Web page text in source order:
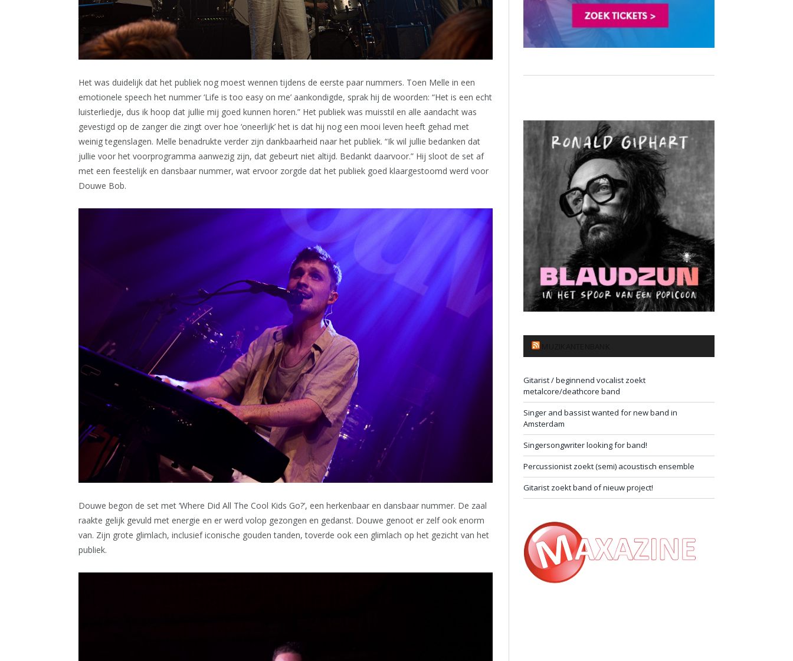
Het was duidelijk dat het publiek nog moest wennen tijdens de eerste paar nummers. Toen Melle in een
emotionele speech het nummer ‘Life is too easy on me’ aankondigde, sprak hij de woorden: “Het is een echt
luisterliedje, dus ik hoop dat jullie mij goed kunnen horen.” Het publiek was muisstil en alle aandacht was
gevestigd op de zanger die zingt over hoe ‘oneerlijk’ het is dat hij nog een mooi leven heeft gehad met
weinig tegenslagen. Melle benadrukte verder zijn dankbaarheid naar het publiek. “Ik wil jullie bedanken dat
jullie voor het voorprogramma aanwezig zijn, dat gebeurt niet altijd. Bedankt daarvoor.” Hij sloot de set af
met een feestelijk en dansbaar nummer, wat ervoor zorgde dat het publiek goed klaargestoomd werd voor
Douwe Bob.
Douwe begon de set met ‘Where Did All The Cool Kids Go?’, een herkenbaar en dansbaar nummer. De zaal
raakte gelijk gevuld met energie en er werd volop gezongen en gedanst. Douwe genoot er zelf ook enorm
van. Zijn grote glimlach, inclusief iconische gouden tanden, toverde ook een glimlach op het gezicht van het
publiek.
Gitarist / beginnend vocalist zoekt
metalcore/deathcore band
Singer and bassist wanted for new band in
Amsterdam
Singersongwriter looking for band!
Percussionist zoekt (semi) acoustisch ensemble
Gitarist zoekt band of nieuw project!